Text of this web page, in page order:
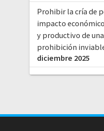
Prohibir la cría de
impacto
y productivo de una
prohibición
diciembre 2025